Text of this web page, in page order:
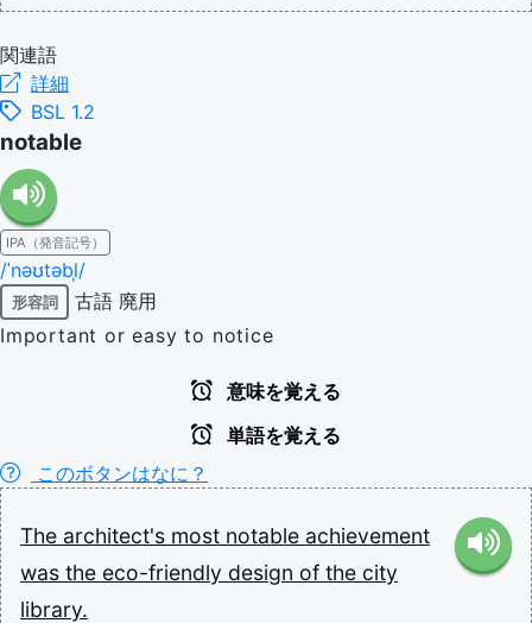
関連語
詳細
BSL 1.2
notable
IPA（発音記号）
/ˈnəʊtəbl̩/
形容詞 古語 廃用
Important or easy to notice
意味を覚える
単語を覚える
このボタンはなに？
The architect's most notable achievement
was the eco-friendly design of the city
library.